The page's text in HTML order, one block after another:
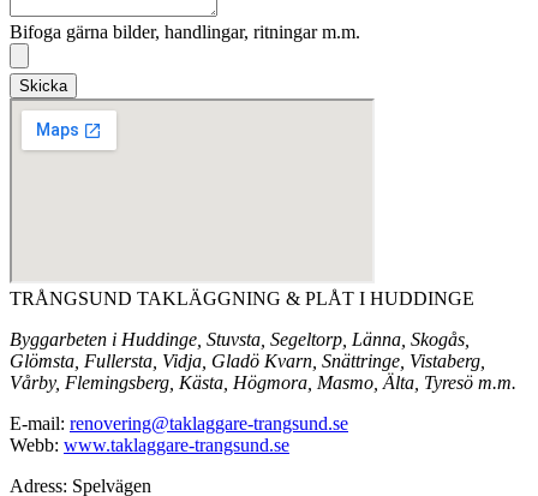
Bifoga gärna bilder, handlingar, ritningar m.m.
Skicka
TRÅNGSUND TAKLÄGGNING & PLÅT I HUDDINGE
Byggarbeten i Huddinge, Stuvsta, Segeltorp, Länna, Skogås,
Glömsta, Fullersta, Vidja, Gladö Kvarn, Snättringe, Vistaberg,
Vårby, Flemingsberg, Kästa, Högmora, Masmo, Älta, Tyresö m.m.
E-mail: renovering@taklaggare-trangsund.se
Webb: www.taklaggare-trangsund.se
Adress: Spelvägen